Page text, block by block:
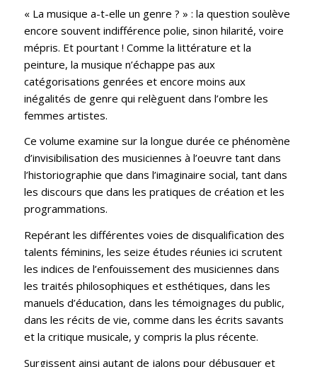
« La musique a-t-elle un genre ? » : la question soulève
encore souvent indifférence polie, sinon hilarité, voire
mépris. Et pourtant ! Comme la littérature et la
peinture, la musique n’échappe pas aux
catégorisations genrées et encore moins aux
inégalités de genre qui relèguent dans l’ombre les
femmes artistes.
Ce volume examine sur la longue durée ce phénomène
d’invisibilisation des musiciennes à l’oeuvre tant dans
l’historiographie que dans l’imaginaire social, tant dans
les discours que dans les pratiques de création et les
programmations.
Repérant les différentes voies de disqualification des
talents féminins, les seize études réunies ici scrutent
les indices de l’enfouissement des musiciennes dans
les traités philosophiques et esthétiques, dans les
manuels d’éducation, dans les témoignages du public,
dans les récits de vie, comme dans les écrits savants
et la critique musicale, y compris la plus récente.
Surgissent ainsi autant de jalons pour débusquer et